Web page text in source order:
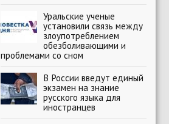
Уральские ученые
установили связь между
злоупотреблением
обезболивающими и
проблемами со сном
В России введут единый
экзамен на знание
русского языка для
иностранцев